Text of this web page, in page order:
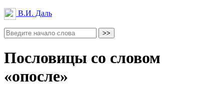
В.И. Даль
Пословицы со словом
«опосле»